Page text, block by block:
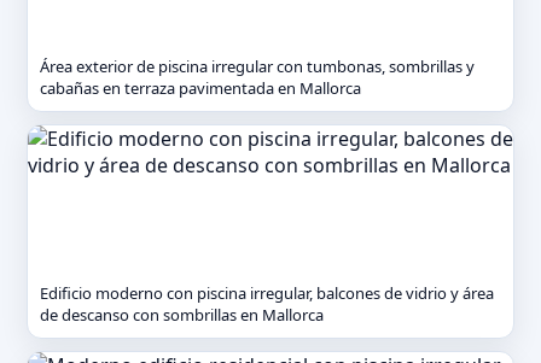
Área exterior de piscina irregular con tumbonas, sombrillas y
cabañas en terraza pavimentada en Mallorca
Edificio moderno con piscina irregular, balcones de vidrio y área
de descanso con sombrillas en Mallorca